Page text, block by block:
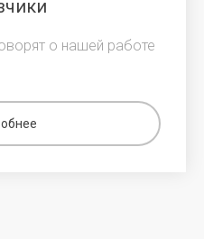
о нашей работе